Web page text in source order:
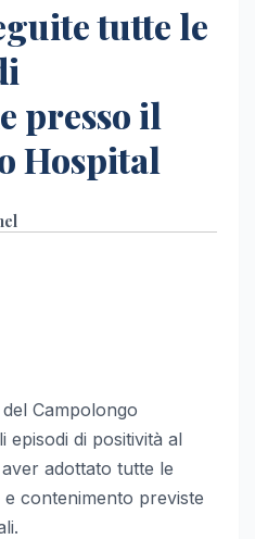
tutte le
presso il
Hospital
Campolongo
episodi di positività al
adottato tutte le
contenimento previste